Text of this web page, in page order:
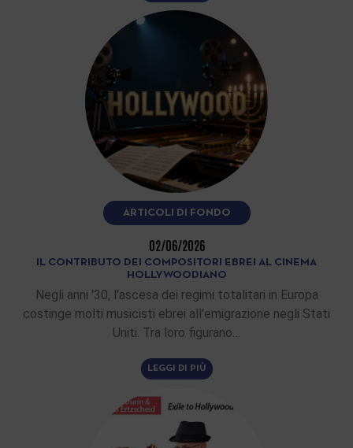
ARTICOLI DI FONDO
02/06/2026
IL CONTRIBUTO DEI COMPOSITORI EBREI AL CINEMA
HOLLYWOODIANO
Negli anni '30, l'ascesa dei regimi totalitari in Europa
costinge molti musicisti ebrei all'emigrazione negli Stati
Uniti. Tra loro figurano…
LEGGI DI PIÙ